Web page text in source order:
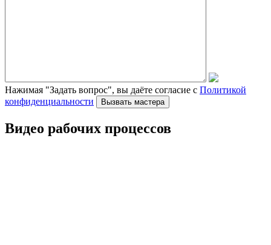
Нажимая "Задать вопрос", вы даёте согласие с Политикой
конфиденциальности
Видео рабочих процессов